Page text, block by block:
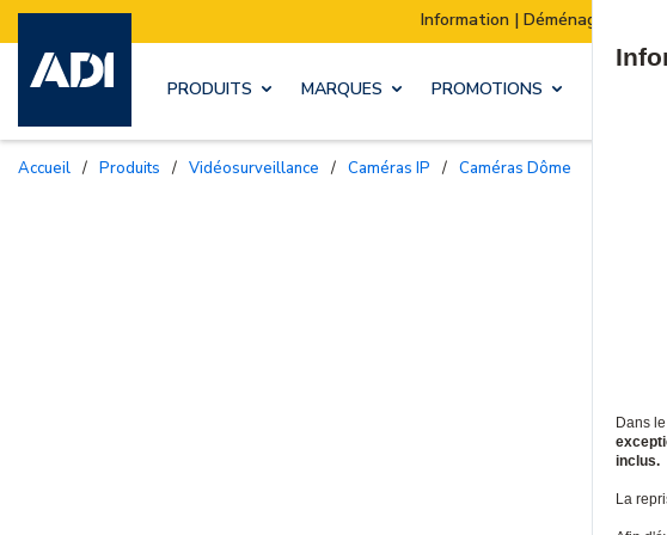
Information | Déménagement de notre stock :
PRODUITS MARQUES PROMOTIONS
Accueil / Produits / Vidéosurveillance / Caméras IP / Caméras Dôme